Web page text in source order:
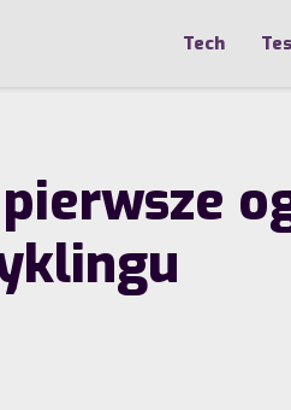
Tech